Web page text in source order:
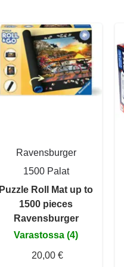
Ravensburger
1500 Palat
Puzzle Roll Mat up to
1500 pieces
Ravensburger
Varastossa (4)
20,00 €